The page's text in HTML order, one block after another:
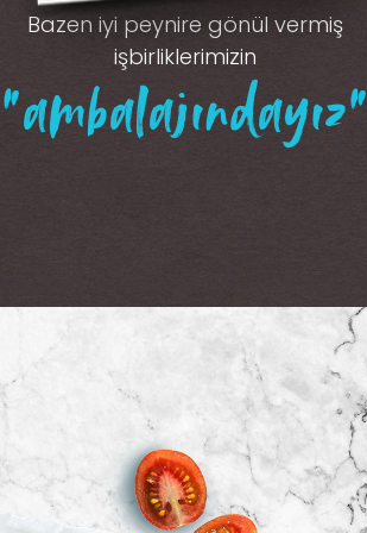
Bazen iyi peynire gönül vermiş
işbirliklerimizin
“ambalajındayız”